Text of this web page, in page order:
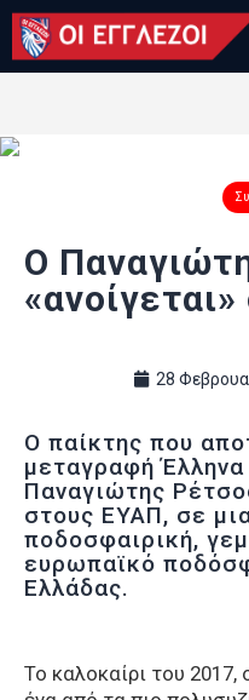
LONDON
ΚΑΤΗΓΟΡΙΕΣ
ΠΟΙΟΙ ΕΙΜΑΣΤΕ
Ο
28
Ο παίκτης που
μεταγραφή
Παναγιώτης
στους ΕΥΑΠ, σε
ποδοσφαιρική,
ευρωπαϊκό
Ελλάδας.
Το καλοκαίρι του